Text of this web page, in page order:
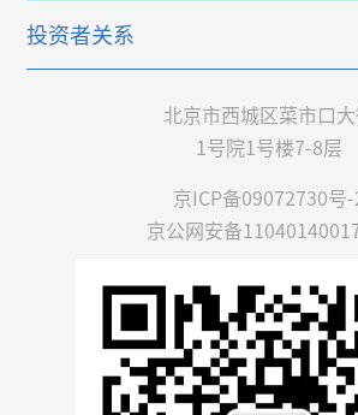
北京市西城区菜市口
1号院1号楼7-8层
京ICP备09072730号
京公网安备
投资者关系